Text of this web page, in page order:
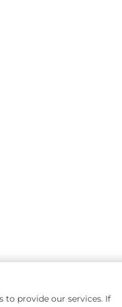
to provide our services. If